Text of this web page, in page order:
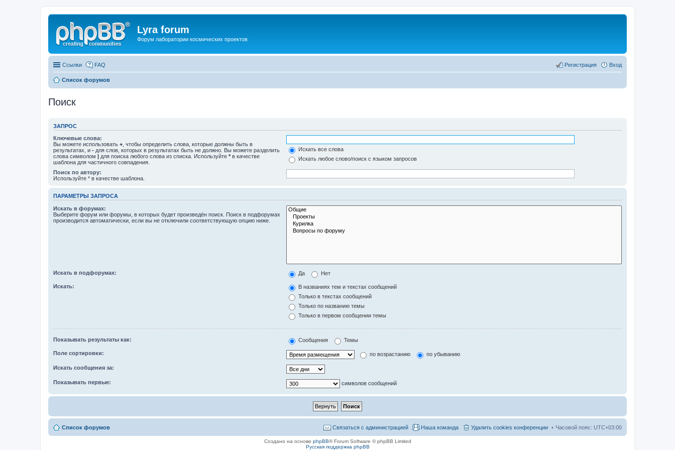
Lyra forum
Форум лаборатории космических проектов
Ссылки FAQ Вход
Регистрация
Список форумов
Поиск
ЗАПРОС
Ключевые слова:
Вы можете использовать + , чтобы определить слова, которые должны быть в
результатах, и - для слов, которых в результатах быть не должно. Вы можете разделить
слова символом | для поиска любого слова из списка. Используйте * в качестве
шаблона для частичного совпадения.
Искать все слова
Искать любое слово/поиск с языком запросов
Поиск по автору:
Используйте * в качестве шаблона.
ПАРАМЕТРЫ ЗАПРОСА
Искать в форумах:
Выберите форум или форумы, в которых будет произведён поиск. Поиск в подфорумах
производится автоматически, если вы не отключили соответствующую опцию ниже.
Искать в подфорумах: Да Нет
Искать:
В названиях тем и текстах сообщений
Только в текстах сообщений
Только по названию темы
Только в первом сообщении темы
Показывать результаты как: Сообщения Темы
Поле сортировки: по возрастанию по убыванию
Искать сообщения за:
Показывать первые: символов сообщений
Список форумов Часовой пояс: UTC+03:00
Удалить cookies конференции
Наша команда
Связаться с администрацией
Создано на основе phpBB® Forum Software © phpBB Limited
Русская поддержка phpBB